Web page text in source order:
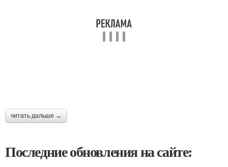
читать дальше →
Последние обновления на сайте: